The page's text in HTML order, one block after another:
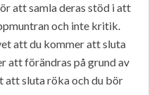
att samla deras stöd i att
och inte kritik.
att du kommer att sluta
att förändras på grund av
att sluta röka och du bör